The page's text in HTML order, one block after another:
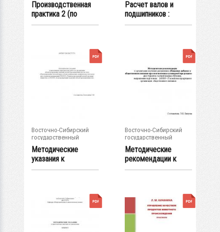
Производственная
практика 2 (по
получению...
Расчет валов и
подшипников :
методические...
Восточно-Сибирский
государственный
университет...
Методические
указания к
выполнению
Восточно-Сибирский
государственный
университет...
Методические
рекомендации к
организации